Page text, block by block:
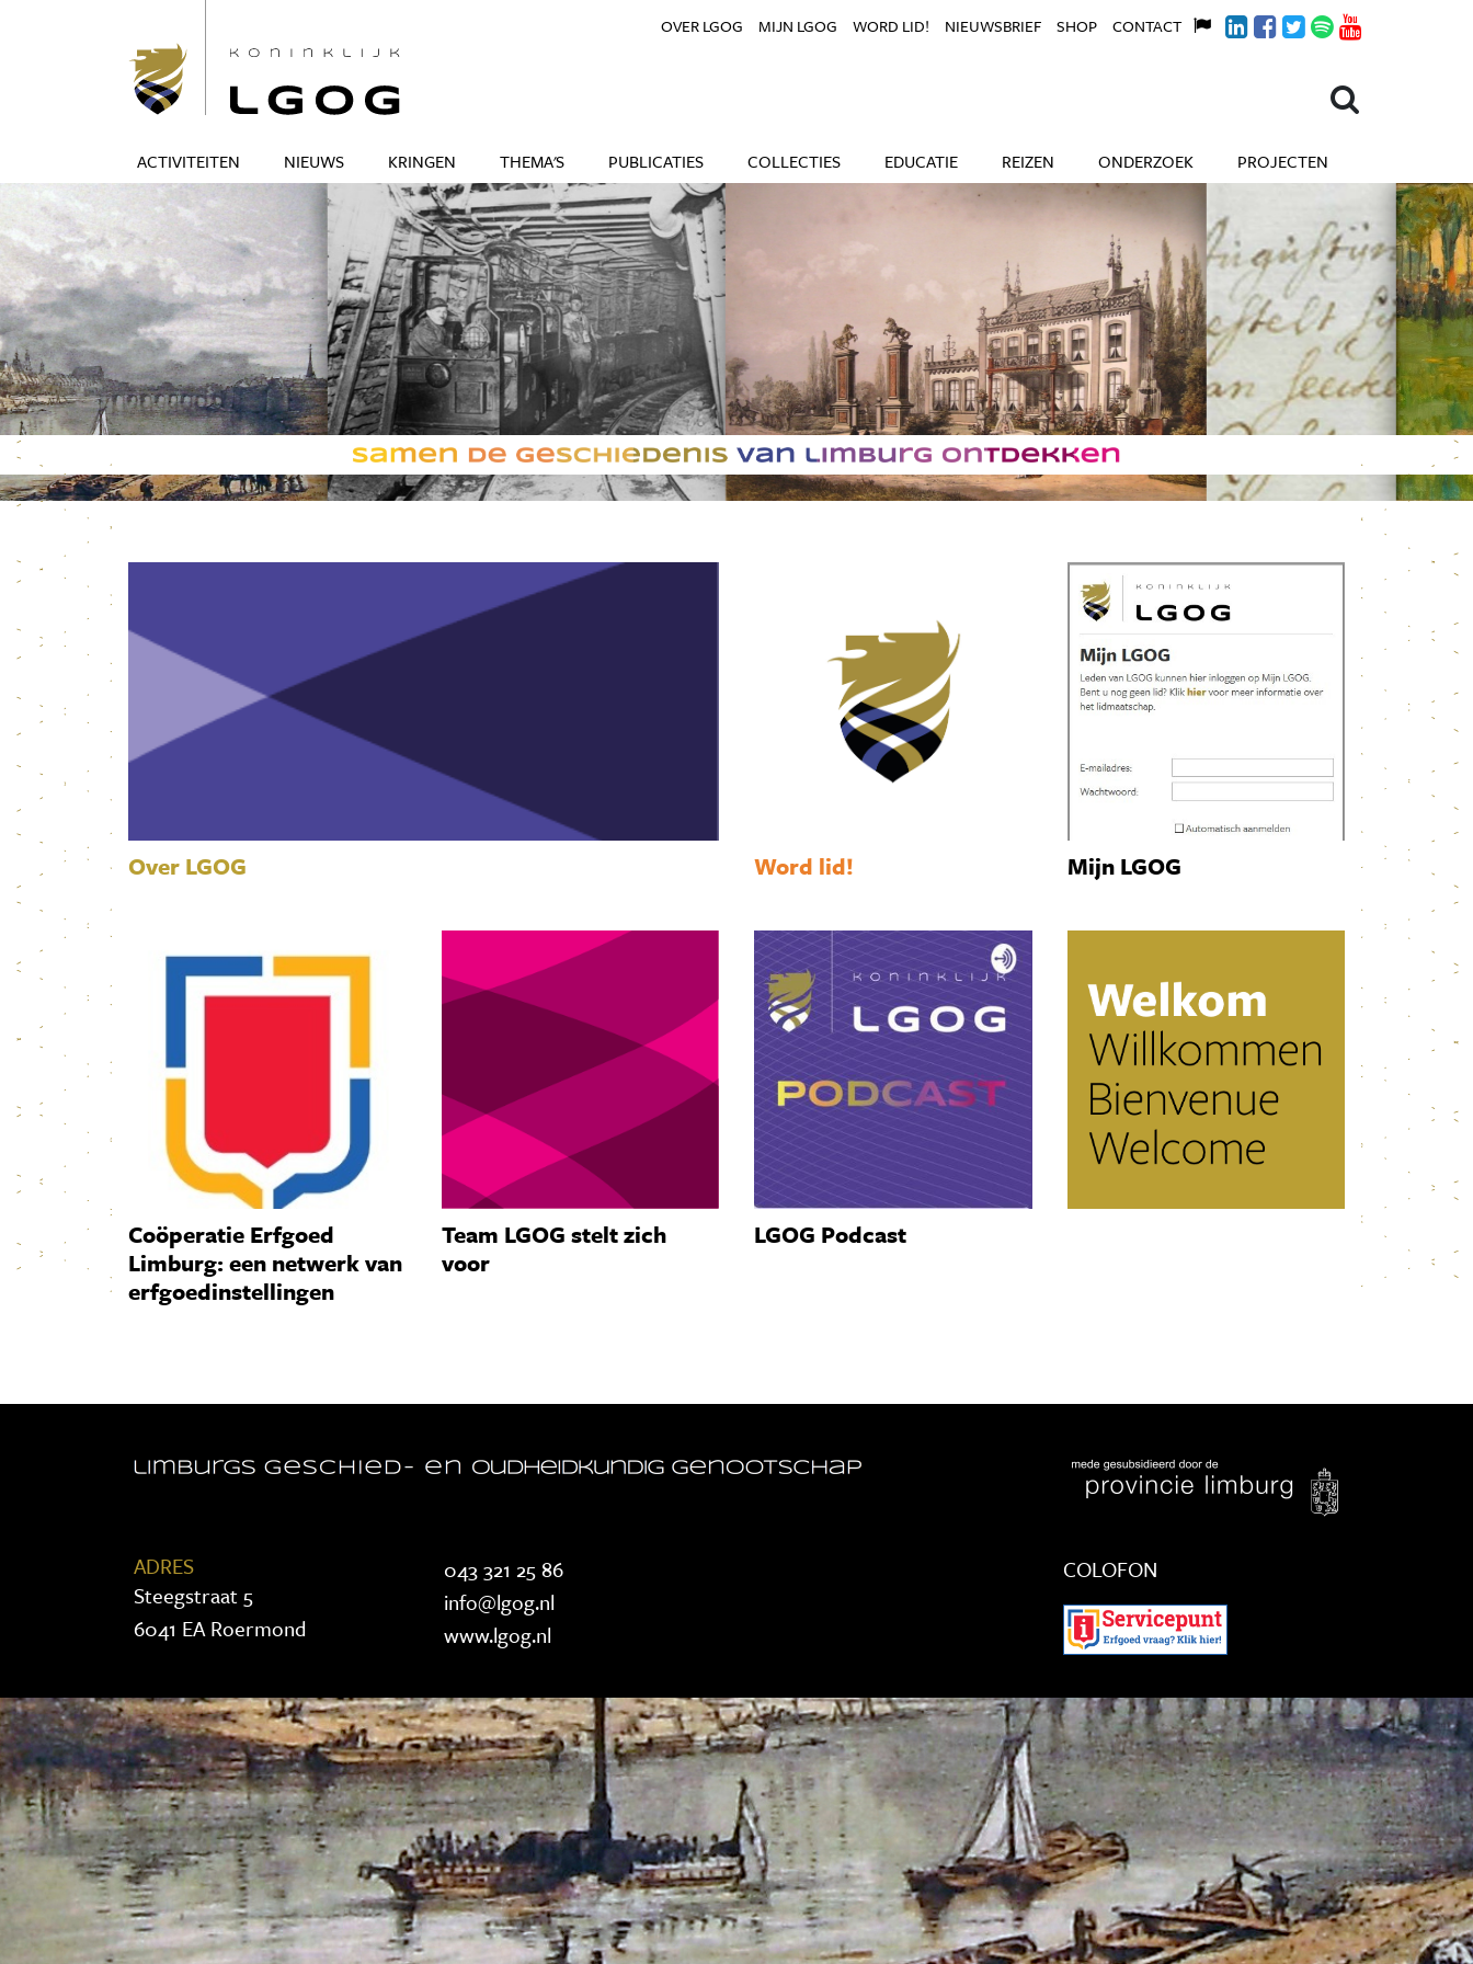
ACTIVITEITEN NIEUWS KRINGEN THEMA'S PUBLICATIES COLLECTIES EDUCATIE REIZEN ONDERZOEK PROJECTEN
OVER LGOG MIJN LGOG WORD LID! NIEUWSBRIEF SHOP CONTACT
Over LGOG Word lid! Mijn LGOG
Coöperatie Erfgoed
Limburg: een netwerk van
erfgoedinstellingen
Team LGOG stelt zich
voor
LGOG Podcast
ADRES
Steegstraat 5
6041 EA Roermond
043 321 25 86
info@lgog.nl
www.lgog.nl
COLOFON